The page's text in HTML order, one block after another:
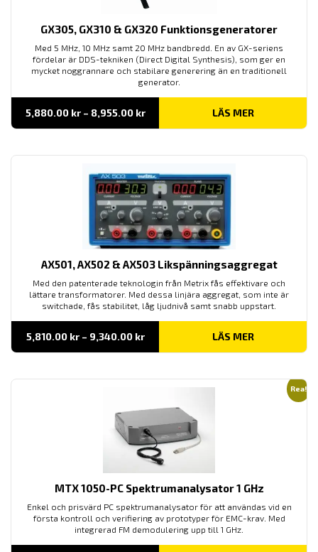
GX305, GX310 & GX320 Funktionsgeneratorer
Med 5 MHz, 10 MHz samt 20 MHz bandbredd. En av GX-seriens
fördelar är DDS-tekniken (Direct Digital Synthesis), som ger en
mycket noggrannare och stabilare generering än en traditionell
generator.
5,880.00 kr – 8,955.00 krPrisintervall:
till
LÄS MER
AX501, AX502 & AX503 Likspänningsaggregat
Med den patenterade teknologin från Metrix fås effektivare och
lättare transformatorer. Med dessa linjära aggregat, som inte är
switchade, fås stabilitet, låg ljudnivå samt snabb uppstart.
5,810.00 kr – 9,340.00 krPrisintervall:
till
LÄS MER
Rea!
MTX 1050-PC Spektrumanalysator 1 GHz
Enkel och prisvärd PC spektrumanalysator för att användas vid en
första kontroll och verifiering av prototyper för EMC-krav. Med
integrerad FM demodulering upp till 1 GHz.